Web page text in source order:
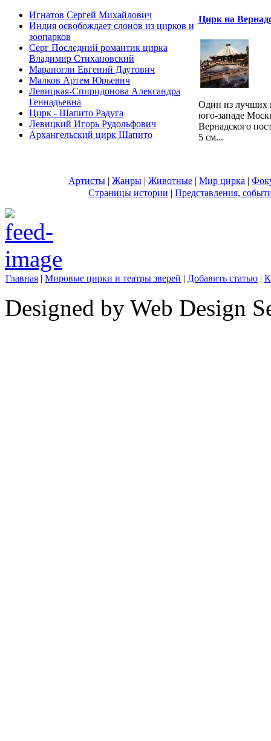
Игнатов Сергей Михайлович
Индия освобождает слонов из цирков и
зоопарков
Серг Последний романтик цирка
Владимир Стихановский
Мараногли Евгений Даутович
Малков Артем Юрьевич
Левицкая-Спиридонова Александра
Геннадьевна
Цирк - Шапито Радуга
Левицкий Игорь Рудольфович
Архангельский цирк Шапито
Цирк на
Один из лучших
юго-западе
Вернадского
5 см...
Артисты | Жанры | Животные | Мир цирка |
Страницы истории | Представления,
Главная | Мировые цирки и театры зверей | Добавить статью |
Designed by Web Design